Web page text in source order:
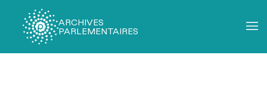
ARCHIVES
PARLEMENTAIRES